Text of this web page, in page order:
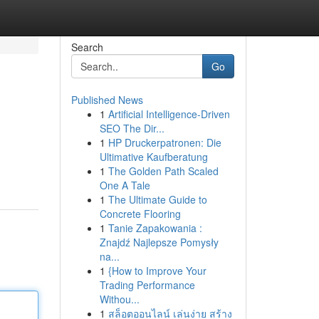
Search
Go
Published News
1 Artificial Intelligence-Driven
SEO The Dir...
1 HP Druckerpatronen: Die
Ultimative Kaufberatung
1 The Golden Path Scaled
One A Tale
1 The Ultimate Guide to
Concrete Flooring
1 Tanie Zapakowania :
Znajdź Najlepsze Pomysły
na...
1 {How to Improve Your
Trading Performance
Withou...
1 สล็อตออนไลน์ เล่นง่าย สร้าง